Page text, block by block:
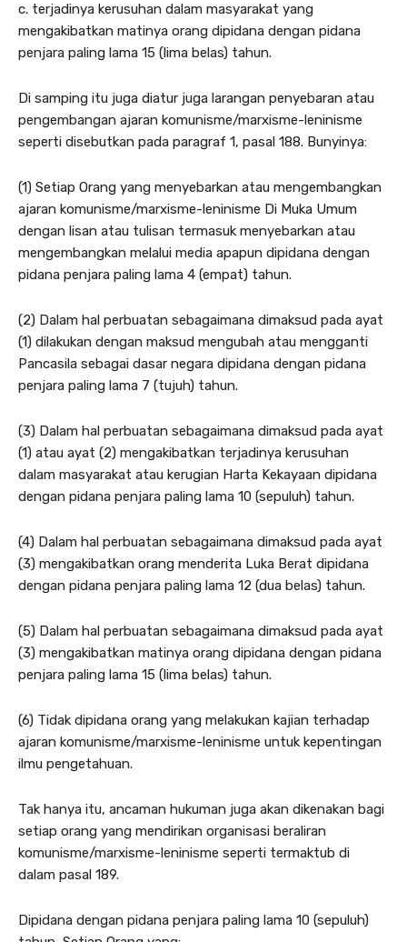
c. terjadinya kerusuhan dalam masyarakat yang
mengakibatkan matinya orang dipidana dengan pidana
penjara paling lama 15 (lima belas) tahun.
Di samping itu juga diatur juga larangan penyebaran atau
pengembangan ajaran komunisme/marxisme-leninisme
seperti disebutkan pada paragraf 1, pasal 188. Bunyinya:
(1) Setiap Orang yang menyebarkan atau mengembangkan
ajaran komunisme/marxisme-leninisme Di Muka Umum
dengan lisan atau tulisan termasuk menyebarkan atau
mengembangkan melalui media apapun dipidana dengan
pidana penjara paling lama 4 (empat) tahun.
(2) Dalam hal perbuatan sebagaimana dimaksud pada ayat
(1) dilakukan dengan maksud mengubah atau mengganti
Pancasila sebagai dasar negara dipidana dengan pidana
penjara paling lama 7 (tujuh) tahun.
(3) Dalam hal perbuatan sebagaimana dimaksud pada ayat
(1) atau ayat (2) mengakibatkan terjadinya kerusuhan
dalam masyarakat atau kerugian Harta Kekayaan dipidana
dengan pidana penjara paling lama 10 (sepuluh) tahun.
(4) Dalam hal perbuatan sebagaimana dimaksud pada ayat
(3) mengakibatkan orang menderita Luka Berat dipidana
dengan pidana penjara paling lama 12 (dua belas) tahun.
(5) Dalam hal perbuatan sebagaimana dimaksud pada ayat
(3) mengakibatkan matinya orang dipidana dengan pidana
penjara paling lama 15 (lima belas) tahun.
(6) Tidak dipidana orang yang melakukan kajian terhadap
ajaran komunisme/marxisme-leninisme untuk kepentingan
ilmu pengetahuan.
Tak hanya itu, ancaman hukuman juga akan dikenakan bagi
setiap orang yang mendirikan organisasi beraliran
komunisme/marxisme-leninisme seperti termaktub di
dalam pasal 189.
Dipidana dengan pidana penjara paling lama 10 (sepuluh)